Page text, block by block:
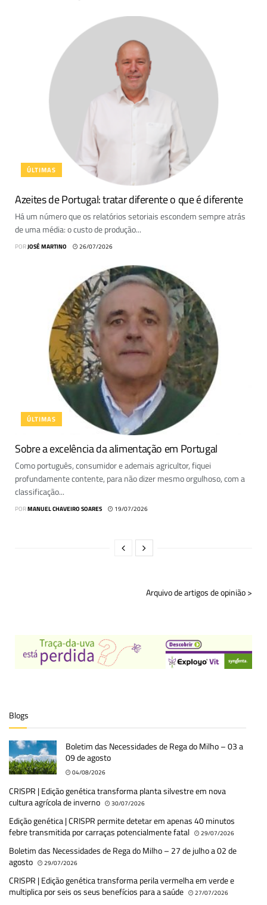
ÚLTIMAS
Azeites de Portugal: tratar diferente o que é diferente
Há um número que os relatórios setoriais escondem sempre atrás
de uma média: o custo de produção...
PORJOSÉ MARTINO 26/07/2026
ÚLTIMAS
Sobre a excelência da alimentação em Portugal
Como português, consumidor e ademais agricultor, fiquei
profundamente contente, para não dizer mesmo orgulhoso, com a
classificação...
PORMANUEL CHAVEIRO SOARES 19/07/2026
Arquivo de artigos de opinião >
Blogs
Boletim das Necessidades de Rega do Milho – 03 a
09 de agosto
04/08/2026
CRISPR | Edição genética transforma planta silvestre em nova
cultura agrícola de inverno
30/07/2026
Edição genética | CRISPR permite detetar em apenas 40 minutos
febre transmitida por carraças potencialmente fatal
29/07/2026
Boletim das Necessidades de Rega do Milho – 27 de julho a 02 de
agosto
29/07/2026
CRISPR | Edição genética transforma perila vermelha em verde e
multiplica por seis os seus benefícios para a saúde
27/07/2026